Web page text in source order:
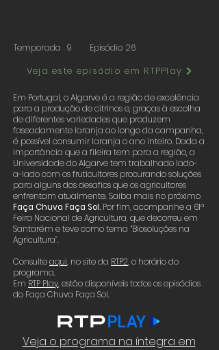
Temporada 9 Episódio 26
Veja este episódio em RTPPlay
Em Portugal, o Algarve é a região de excelência
para a produção de citrinos e, graças à escolha
de diferentes variedades que produzem
faseadamente laranja ao longo da campanha,
é possível consumir laranja o ano inteiro. Dada a
importância que a fileira tem para a região, a
Universidade do Algarve tem trabalhado lado-
a-lado com os fruticultores procurando soluções
para alguns dos desafios que os agricultores
enfrentam atualmente. Saiba mais no próximo
Faça Chuva Faça Sol. Por fim, acompanhe a 61ª
Feira Nacional de Agricultura, que decorreu em
Santarém e teve como tema “Biosoluções na
Agricultura”.
Consulteaqui, no site da RTP2, o horário do
programa.
Em RTP Play, estão disponíveis todos os episódios
do Faça Chuva Faça Sol.
Veja o programa na íntegra em